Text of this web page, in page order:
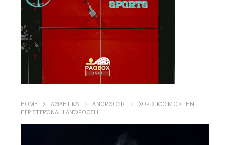
HOME ΑΘΛΗΤΙΚΑ ΑΝΟΡΘΩΣΙΣ
ΧΩΡΊΣ ΚΌΣΜΟ ΣΤΗΝ
ΠΕΡΙΣΤΕΡΏΝΑ Η ΑΝΌΡΘΩΣΗ